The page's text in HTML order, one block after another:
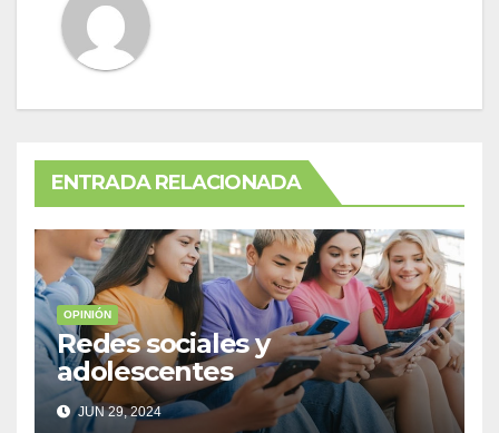
ENTRADA RELACIONADA
OPINIÓN
Redes sociales y
adolescentes
JUN 29, 2024